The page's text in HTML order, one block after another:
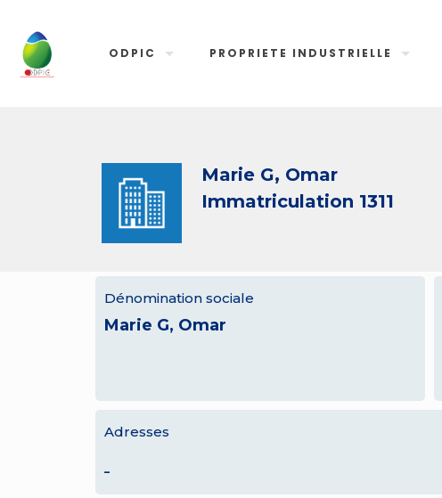
ODPIC PROPRIETE INDUSTRIELLE
Marie G, Omar
Immatriculation 1311
Dénomination sociale
Marie G, Omar
Adresses
–